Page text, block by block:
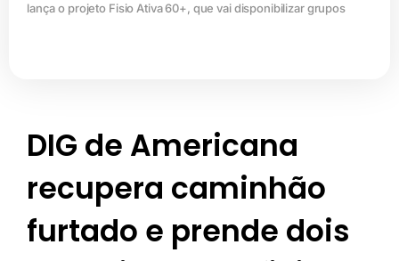
lança o projeto Fisio Ativa 60+, que vai disponibilizar grupos
DIG de Americana
recupera caminhão
furtado e prende dois